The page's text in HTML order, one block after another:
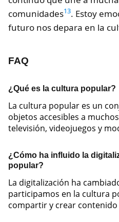
comunidades13. Estoy
futuro nos depara en la
FAQ
¿Qué es la cultura popular?
La cultura popular es un
objetos accesibles a
televisión, videojuegos y
¿Cómo ha influido la
popular?
La digitalización ha
participamos en la cultura
compartir y crear